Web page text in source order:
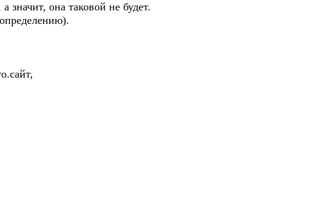
значит, она таковой не будет.